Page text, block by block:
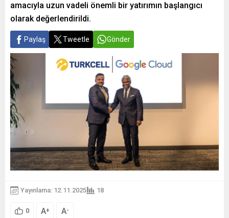
amacıyla uzun vadeli önemli bir yatırımın başlangıcı
olarak değerlendirildi.
Paylaş Tweetle Gönder
Yayınlama: 12.11.2025 18
0 A+ A-